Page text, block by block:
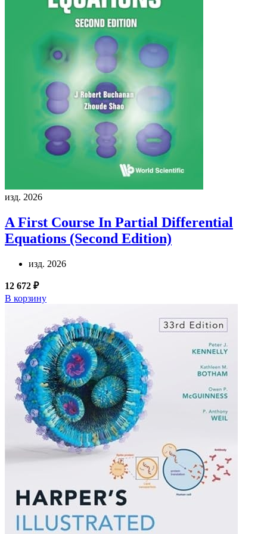
изд. 2026
A First Course In Partial Differential
Equations (Second Edition)
изд. 2026
12 672 ₽
В корзину